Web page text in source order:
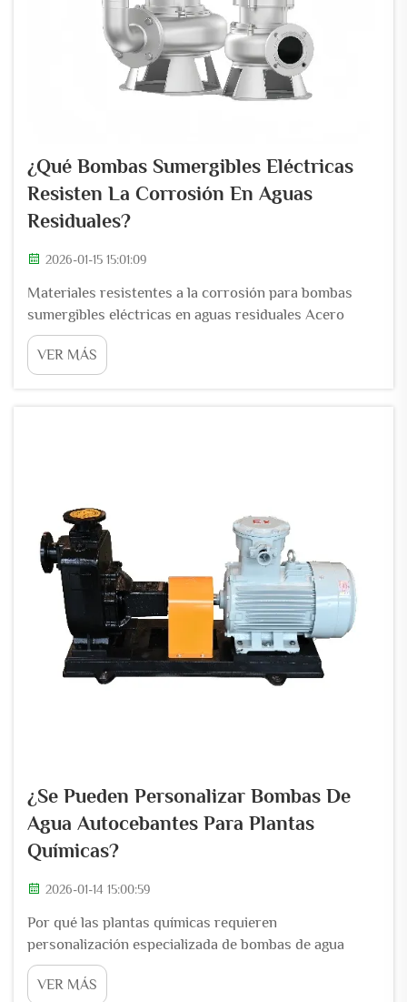
¿Qué Bombas Sumergibles Eléctricas
Resisten La Corrosión En Aguas
Residuales?
2026-01-15 15:01:09
Materiales resistentes a la corrosión para bombas
sumergibles eléctricas en aguas residuales Acero
inoxidable vs. hierro fundido vs. carcasas de polímero:
rendimiento real en aguas residuales anaeróbicas El
acero inoxidable es muy popular en sistemas de aguas
VER MÁS
¿Se Pueden Personalizar Bombas De
Agua Autocebantes Para Plantas
Químicas?
2026-01-14 15:00:59
Por qué las plantas químicas requieren
personalización especializada de bombas de agua
autocebantes En instalaciones de procesamiento
químico, los trabajadores manejan todo tipo de
VER MÁS